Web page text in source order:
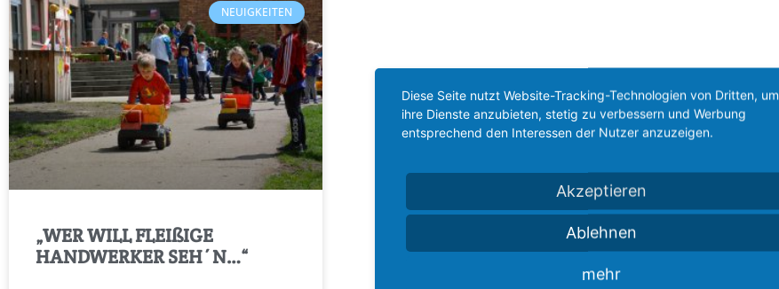
NEUIGKEITEN
„WER WILL FLEIßIGE
HANDWERKER SEH´N…“
Diese Seite nutzt Website-Tracking-Technologien von Dritten, um
ihre Dienste anzubieten, stetig zu verbessern und Werbung
entsprechend den Interessen der Nutzer anzuzeigen.
Akzeptieren
Ablehnen
mehr